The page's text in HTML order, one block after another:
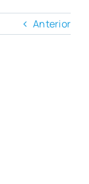
Anterior